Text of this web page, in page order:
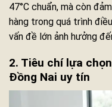
47°C chuẩn, mà còn
hàng trong quá trình
vấn đề lớn ảnh hưởng
2. Tiêu chí lựa
Đồng Nai uy tín